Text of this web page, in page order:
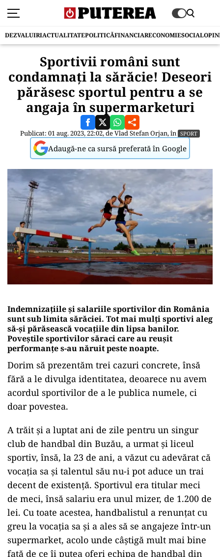
DEZVALUIRIACTUALITATEPOLITICĂFINANCIARECONOMIESOCIAL
Sportivii români sunt
condamnați la sărăcie! Deseori
părăsesc sportul pentru a se
angaja în supermarketuri
Publicat: 01 aug. 2023, 22:02, deVlad Stefan Orjan, în SPORT
Adaugă-ne ca sursă preferată în Google
Indemnizațiile și salariile sportivilor din România
sunt sub limita sărăciei. Tot mai mulți sportivi aleg
să-și părăsească vocațiile din lipsa banilor.
Poveștile sportivilor săraci care au reușit
performanțe s-au năruit peste noapte.
Dorim să prezentăm trei cazuri concrete, însă
fără a le divulga identitatea, deoarece nu avem
acordul sportivilor de a le publica numele, ci
doar povestea.
A trăit și a luptat ani de zile pentru un singur
club de handbal din Buzău, a urmat și liceul
sportiv, însă, la 23 de ani, a văzut cu adevărat că
vocația sa și talentul său nu-i pot aduce un trai
decent de existență. Sportivul era titular meci
de meci, însă salariu era unul mizer, de 1.200 de
lei. Cu toate acestea, handbalistul a renunțat cu
greu la vocația sa și a ales să se angajeze într-un
supermarket, acolo unde câștigă mult mai bine
față de ce îi putea oferi echipa de handbal din